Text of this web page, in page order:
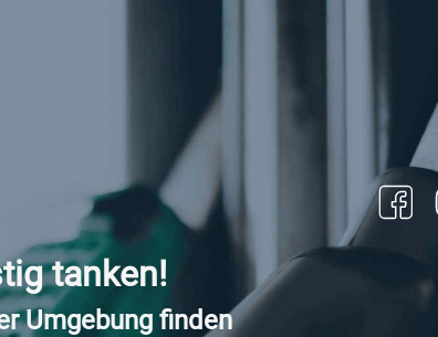
tanken!
Umgebung finden